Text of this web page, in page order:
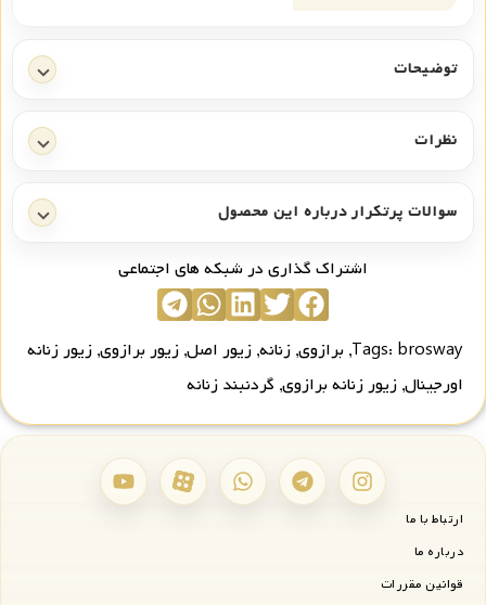
توضیحات
نظرات
سوالات پرتکرار درباره این محصول
اشتراک گذاری در شبکه های اجتماعی
Tags: brosway
, برازوی, زنانه, زیور اصل, زیور برازوی, زیور زنانه
اورجینال, زیور زنانه برازوی, گردنبند زنانه
ارتباط با ما
درباره ما
قوانین مقررات